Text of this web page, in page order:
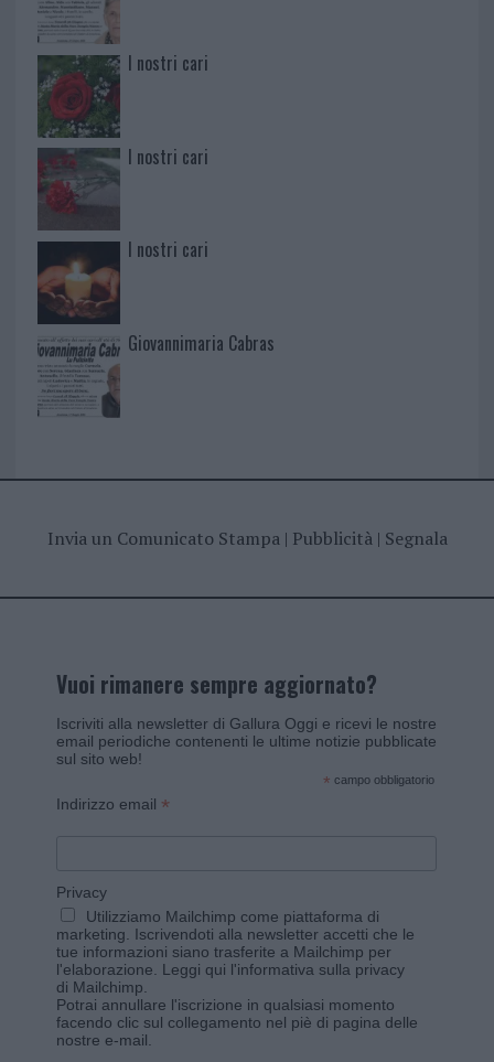
I nostri cari
I nostri cari
I nostri cari
Giovannimaria Cabras
Invia un Comunicato Stampa| Pubblicità| Segnala
Vuoi rimanere sempre aggiornato?
Iscriviti alla newsletter di Gallura Oggi e ricevi le nostre
email periodiche contenenti le ultime notizie pubblicate
sul sito web!
* campo obbligatorio
Indirizzo email *
Privacy
Utilizziamo Mailchimp come piattaforma di
marketing. Iscrivendoti alla newsletter accetti che le
tue informazioni siano trasferite a Mailchimp per
l'elaborazione. Leggi qui l'informativa sulla privacy
di Mailchimp
Potrai annullare l'iscrizione in qualsiasi momento
facendo clic sul collegamento nel piè di pagina delle
nostre e-mail.